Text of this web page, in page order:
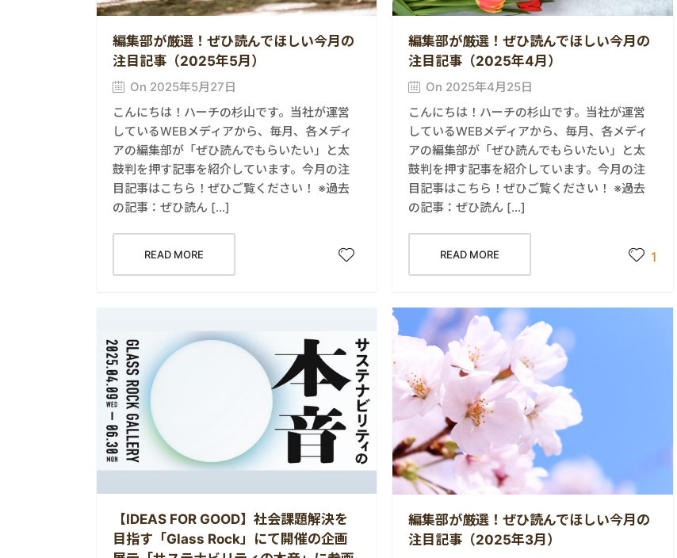
編集部が厳選！ぜひ読んでほしい今月の
注目記事（2025年5月）
On 2025年5月27日
こんにちは！ハーチの杉山です。当社が運営
しているWEBメディアから、毎月、各メディ
アの編集部が「ぜひ読んでもらいたい」と太
鼓判を押す記事を紹介しています。今月の注
目記事はこちら！ぜひご覧ください！ ※過去
の記事：ぜひ読ん […]
READ MORE
編集部が厳選！ぜひ読んでほしい今月の
注目記事（2025年4月）
On 2025年4月25日
こんにちは！ハーチの杉山です。当社が運営
しているWEBメディアから、毎月、各メディ
アの編集部が「ぜひ読んでもらいたい」と太
鼓判を押す記事を紹介しています。今月の注
目記事はこちら！ぜひご覧ください！ ※過去
の記事：ぜひ読ん […]
READ MORE 1
【IDEAS FOR GOOD】社会課題解決を
目指す「Glass Rock」にて開催の企画
編集部が厳選！ぜひ読んでほしい今月の
注目記事（2025年3月）